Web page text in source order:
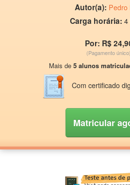
Autor(a): Pedro
Carga horária: 4
Por: R$
(Pagamento único)
Mais de 5 alunos
Com certificado
Matricular